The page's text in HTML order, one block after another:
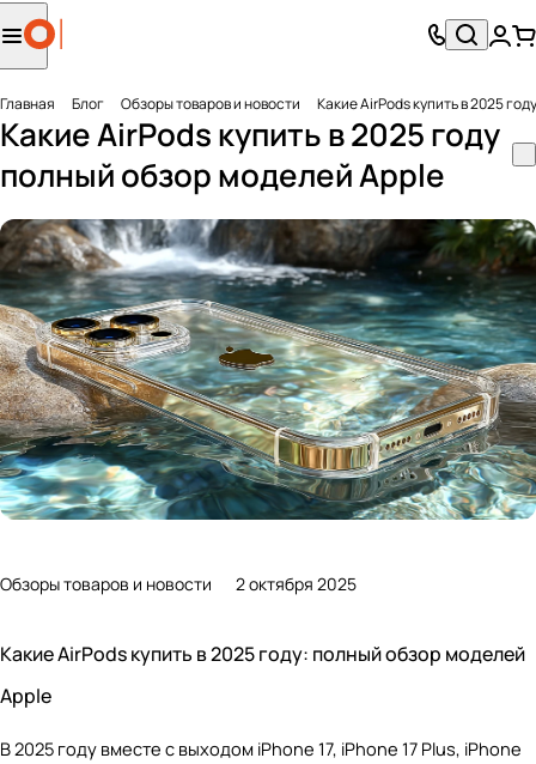
Главная Блог Обзоры товаров и новости Какие AirPods купить в 2025
Какие AirPods купить в 2025 году
полный обзор моделей Apple
Обзоры товаров и новости 2 октября 2025
Какие AirPods купить в 2025 году: полный обзор моделей
Apple
В 2025 году вместе с выходом iPhone 17, iPhone 17 Plus, iPhone